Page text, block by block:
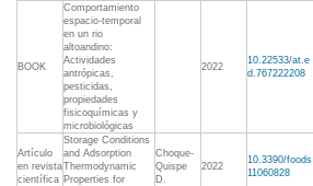
BOOK
Comportamiento
espacio-temporal
en un rio
altoandino:
Actividades
antrópicas,
pesticidas,
propiedades
fisicoquímicas y
microbiológicas
2022
10.22533/at.e
d.767222208
Artículo
en revista
científica
Storage Conditions
and Adsorption
Thermodynamic
Properties for
Choque-
Quispe
D.
2022
10.3390/foods
11060828